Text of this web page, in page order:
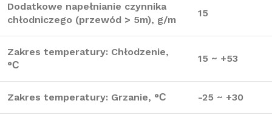
Dodatkowe napełnianie czynnika
chłodniczego (przewód > 5m), g/m
15
Zakres temperatury: Chłodzenie,
°С
15 ~ +53
Zakres temperatury: Grzanie, °С -25 ~ +30